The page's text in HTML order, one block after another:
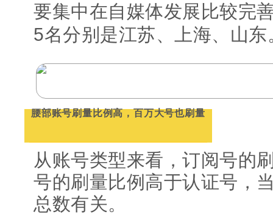
要集中在自媒体发展比较完
5名分别是江苏、上海、山东
腰部账号刷量比例高，百万大号也刷量
从账号类型来看，订阅号的
号的刷量比例高于认证号，
总数有关。